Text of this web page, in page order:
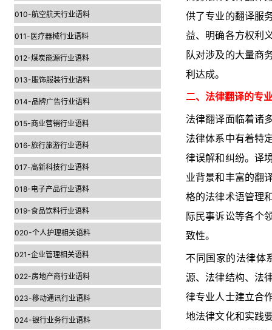
010-航空航天行业语料
011-医疗器械行业语料
012-煤炭能源行业语料
013-服饰服装行业语料
014-品牌广告行业语料
015-商业营销行业语料
016-旅行旅游行业语料
017-高新科技行业语料
018-电子产品行业语料
019-食品饮料行业语料
020-个人护理相关语料
021-企业管理相关语料
022-房地产商行业语料
023-移动通讯行业语料
024-银行业务行业语料
供了专业的翻译服
益、明确各方权利
队对涉及的大量商
利达成。
二、法律翻译的专
法律翻译面临着诸
法律体系中有着特
律误解和纠纷。译
业背景和丰富的翻
格的法律术语管理
际民事诉讼等各个
致性。
不同国家的法律体
源、法律结构、法
律专业人士建立合
地法律文化和实践